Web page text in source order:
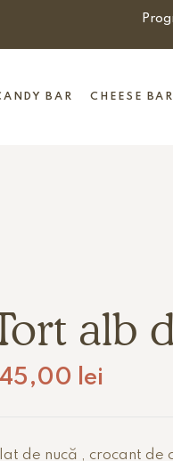
BAR CHEESE
alb
145,00 lei
de nucă , crocant